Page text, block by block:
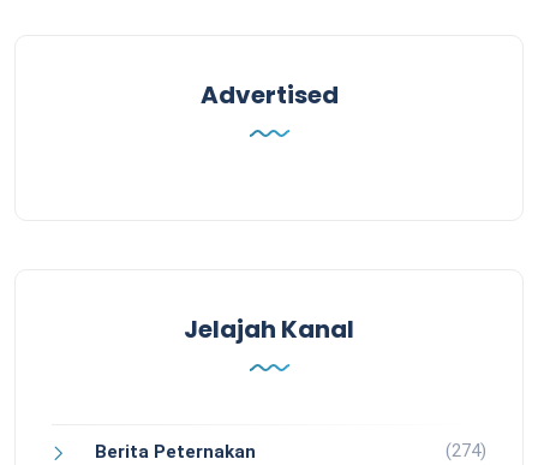
Advertised
Jelajah Kanal
Berita Peternakan (274)